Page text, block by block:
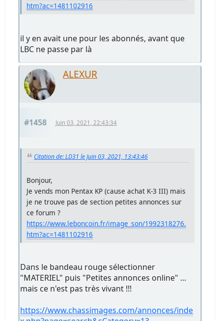
htm?ac=1481102916
il y en avait une pour les abonnés, avant que
LBC ne passe par là
ALEXUR
#1458 Juin 03, 2021, 22:43:34
Citation de: LD31 le Juin 03, 2021, 13:43:46
Bonjour,
Je vends mon Pentax KP (cause achat K-3 III) mais
je ne trouve pas de section petites annonces sur
ce forum ?
https://www.leboncoin.fr/image_son/1992318276.
htm?ac=1481102916
Dans le bandeau rouge sélectionner
"MATERIEL" puis "Petites annonces online" ...
mais ce n'est pas très vivant !!!
https://www.chassimages.com/annonces/inde